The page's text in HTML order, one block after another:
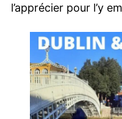
l’apprécier pour l’y